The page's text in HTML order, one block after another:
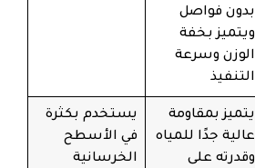
بدون فواصل
ويتميز بخفة
الوزن وسرعة
التنفيذ
يتميز بمقاومة
عالية جدًا للمياه
وقدرته على
يستخدم بكثرة
في الأسطح
الخرسانية